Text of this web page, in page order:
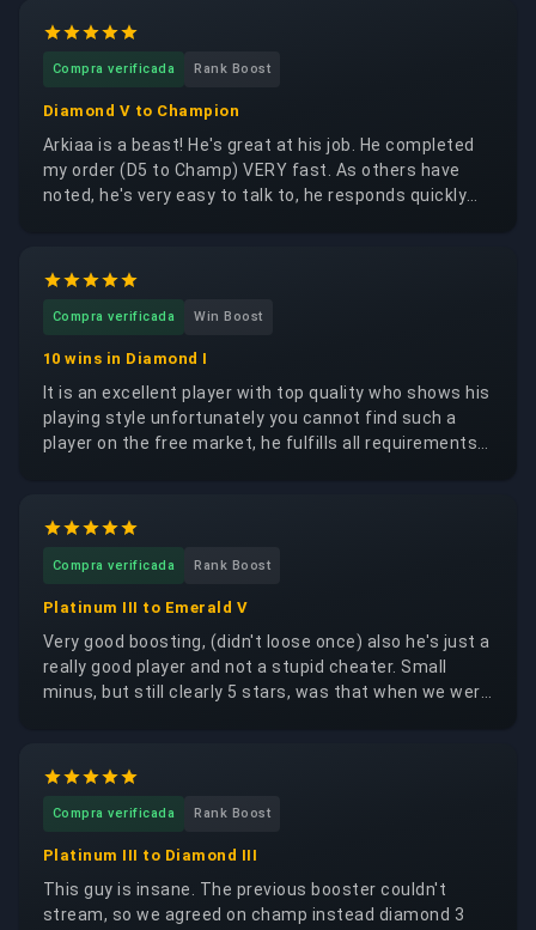
Compra verificada Rank Boost
Diamond V to Champion
Arkiaa is a beast! He's great at his job. He completed
my order (D5 to Champ) VERY fast. As others have
noted, he's very easy to talk to, he responds quickly
work, brother!
Compra verificada Win Boost
10 wins in Diamond I
It is an excellent player with top quality who shows his
playing style unfortunately you cannot find such a
player on the free market, he fulfills all requirements
like from him also what do i think that personally i'm a
Compra verificada Rank Boost
Platinum III to Emerald V
Very good boosting, (didn't loose once) also he's just a
really good player and not a stupid cheater. Small
minus, but still clearly 5 stars, was that when we were
for me but at lease we won so the rest was secondary
Compra verificada Rank Boost
Platinum III to Diamond III
This guy is insane. The previous booster couldn't
stream, so we agreed on champ instead diamond 3